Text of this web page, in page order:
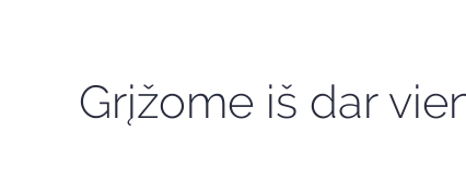
Grįžome iš dar